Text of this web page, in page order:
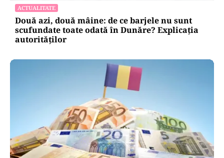
ACTUALITATE
Două azi, două mâine: de ce barjele nu sunt
scufundate toate odată în Dunăre? Explicația
autorităților